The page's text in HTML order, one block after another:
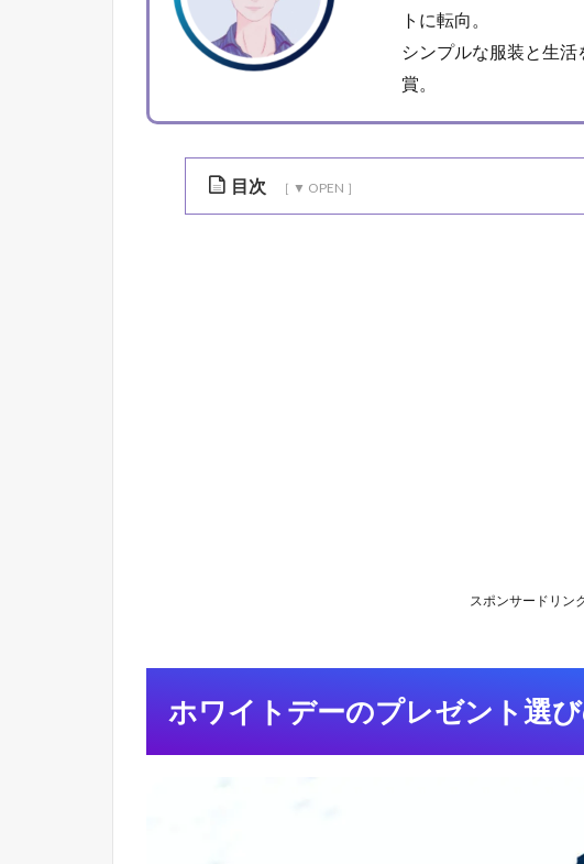
トに転向。
シンプルな服装と生
賞。
目次
女
を
スポンサードリン
ホワイトデーのプレゼント選